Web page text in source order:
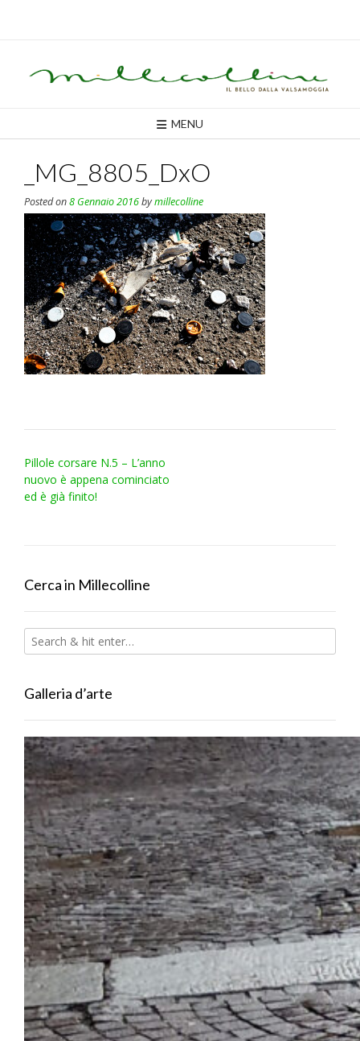
MENU
_MG_8805_DxO
Posted on8 Gennaio 2016bymillecolline
Post
navigation
Pillole corsare N.5 – L’anno
nuovo è appena cominciato
ed è già finito!
Cerca in Millecolline
Galleria d’arte